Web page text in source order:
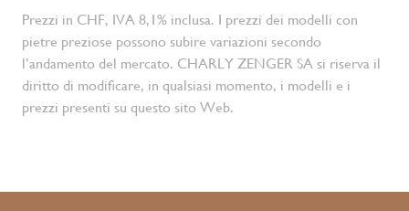
Prezzi in CHF, IVA 8,1% inclusa. I prezzi dei modelli con
pietre preziose possono subire variazioni secondo
l’andamento del mercato. CHARLY ZENGER SA si riserva il
diritto di modificare, in qualsiasi momento, i modelli e i
prezzi presenti su questo sito Web.